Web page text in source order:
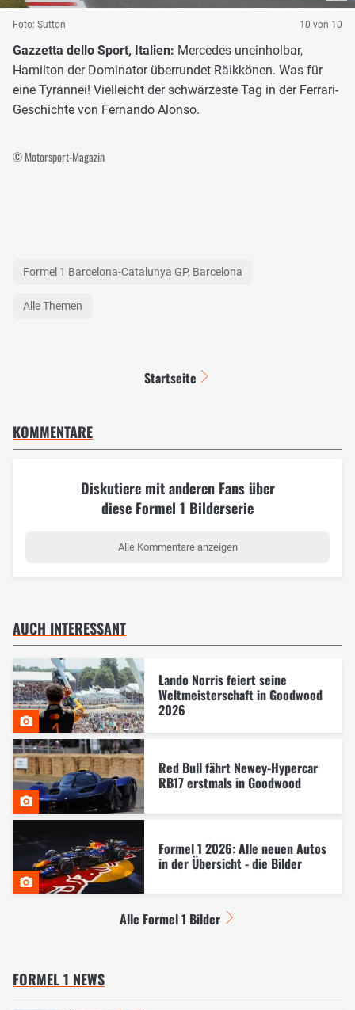
Foto: Sutton 10 von 10
Gazzetta dello Sport, Italien: Mercedes uneinholbar,
Hamilton der Dominator überrundet Räikkönen. Was für
eine Tyrannei! Vielleicht der schwärzeste Tag in der Ferrari-
Geschichte von Fernando Alonso.
© Motorsport-Magazin
Formel 1 Barcelona-Catalunya GP, Barcelona
Alle Themen
Startseite
KOMMENTARE
Diskutiere mit anderen Fans über
diese Formel 1 Bilderserie
Alle Kommentare anzeigen
AUCH INTERESSANT
Lando Norris feiert seine
Weltmeisterschaft in Goodwood
2026
Red Bull fährt Newey-Hypercar
RB17 erstmals in Goodwood
Formel 1 2026: Alle neuen Autos
in der Übersicht - die Bilder
Alle Formel 1 Bilder
FORMEL 1 NEWS